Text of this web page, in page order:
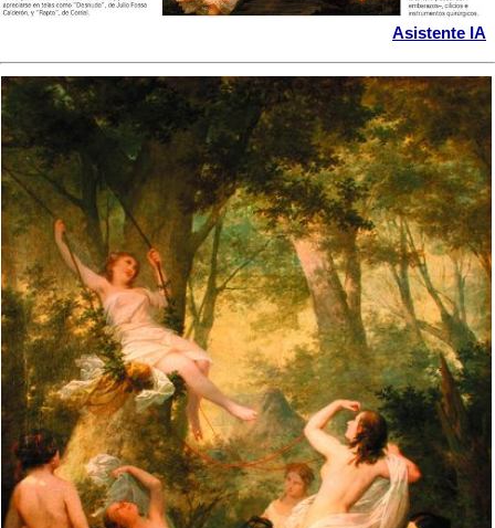
Asistente IA